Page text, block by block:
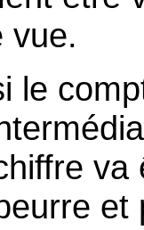
vue.
le